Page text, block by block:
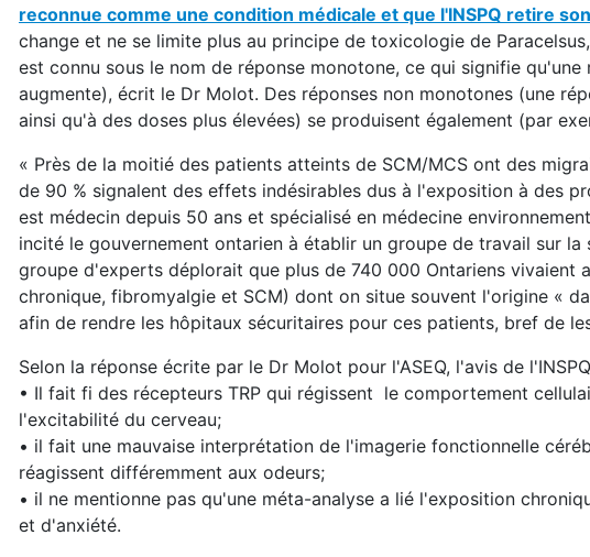
reconnue comme une condition médicale et que l'INSPQ retire
change et ne se limite plus au principe de toxicologie de
est connu sous le nom de réponse monotone, ce qui signifie
augmente), écrit le Dr Molot. Des réponses non monotones (une
ainsi qu'à des doses plus élevées) se produisent également (par
« Près de la moitié des patients atteints de SCM/MCS ont des
de 90 % signalent des effets indésirables dus à l'exposition à des
est médecin depuis 50 ans et spécialisé en médecine
incité le gouvernement ontarien à établir un groupe de travail sur la
groupe d'experts déplorait que plus de 740 000 Ontariens vivaient
chronique, fibromyalgie et SCM) dont on situe souvent l'origine «
afin de rendre les hôpitaux sécuritaires pour ces patients, bref de
Selon la réponse écrite par le Dr Molot pour l'ASEQ, l'avis de
• Il fait fi des récepteurs TRP qui régissent le comportement
l'excitabilité du cerveau;
• il fait une mauvaise interprétation de l'imagerie fonctionnelle
réagissent différemment aux odeurs;
• il ne mentionne pas qu'une méta-analyse a lié l'exposition
et d'anxiété.